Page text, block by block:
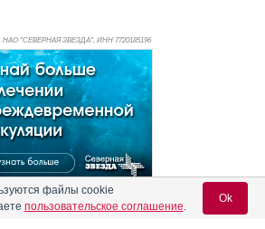
НАО "СЕВЕРНАЯ ЗВЕЗДА", ИНН 7720185196
файлы cookie
пользовательское соглашение.
Ok